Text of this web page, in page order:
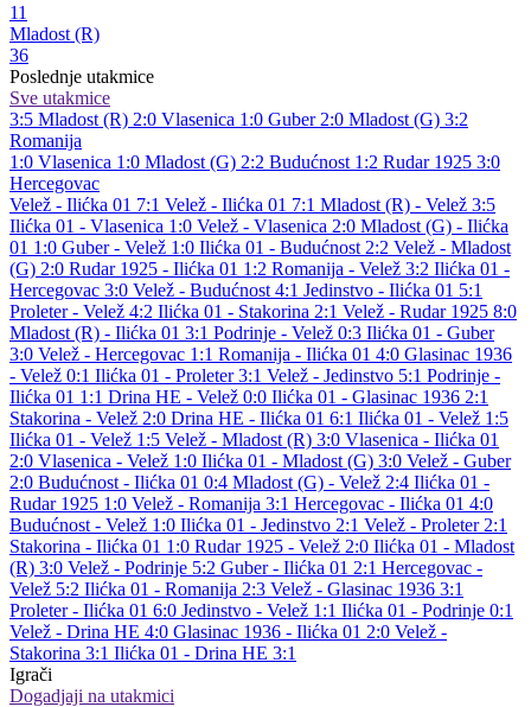
11
Mladost (R)
36
Poslednje utakmice
Sve utakmice
3:5 Mladost (R) 2:0 Vlasenica 1:0 Guber 2:0 Mladost (G) 3:2
Romanija
1:0 Vlasenica 1:0 Mladost (G) 2:2 Budućnost 1:2 Rudar 1925 3:0
Hercegovac
Velež - Ilićka 01 7:1 Velež - Ilićka 01 7:1 Mladost (R) - Velež 3:5
Ilićka 01 - Vlasenica 1:0 Velež - Vlasenica 2:0 Mladost (G) - Ilićka
01 1:0 Guber - Velež 1:0 Ilićka 01 - Budućnost 2:2 Velež - Mladost
(G) 2:0 Rudar 1925 - Ilićka 01 1:2 Romanija - Velež 3:2 Ilićka 01 -
Hercegovac 3:0 Velež - Budućnost 4:1 Jedinstvo - Ilićka 01 5:1
Proleter - Velež 4:2 Ilićka 01 - Stakorina 2:1 Velež - Rudar 1925 8:0
Mladost (R) - Ilićka 01 3:1 Podrinje - Velež 0:3 Ilićka 01 - Guber
3:0 Velež - Hercegovac 1:1 Romanija - Ilićka 01 4:0 Glasinac 1936
- Velež 0:1 Ilićka 01 - Proleter 3:1 Velež - Jedinstvo 5:1 Podrinje -
Ilićka 01 1:1 Drina HE - Velež 0:0 Ilićka 01 - Glasinac 1936 2:1
Stakorina - Velež 2:0 Drina HE - Ilićka 01 6:1 Ilićka 01 - Velež 1:5
Ilićka 01 - Velež 1:5 Velež - Mladost (R) 3:0 Vlasenica - Ilićka 01
2:0 Vlasenica - Velež 1:0 Ilićka 01 - Mladost (G) 3:0 Velež - Guber
2:0 Budućnost - Ilićka 01 0:4 Mladost (G) - Velež 2:4 Ilićka 01 -
Rudar 1925 1:0 Velež - Romanija 3:1 Hercegovac - Ilićka 01 4:0
Budućnost - Velež 1:0 Ilićka 01 - Jedinstvo 2:1 Velež - Proleter 2:1
Stakorina - Ilićka 01 1:0 Rudar 1925 - Velež 2:0 Ilićka 01 - Mladost
(R) 3:0 Velež - Podrinje 5:2 Guber - Ilićka 01 2:1 Hercegovac -
Velež 5:2 Ilićka 01 - Romanija 2:3 Velež - Glasinac 1936 3:1
Proleter - Ilićka 01 6:0 Jedinstvo - Velež 1:1 Ilićka 01 - Podrinje 0:1
Velež - Drina HE 4:0 Glasinac 1936 - Ilićka 01 2:0 Velež -
Stakorina 3:1 Ilićka 01 - Drina HE 3:1
Igrači
Dogadjaji na utakmici